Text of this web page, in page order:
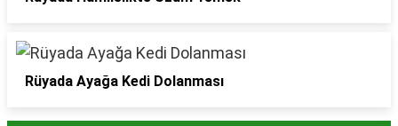
Rüyada Ayağa Kedi Dolanması